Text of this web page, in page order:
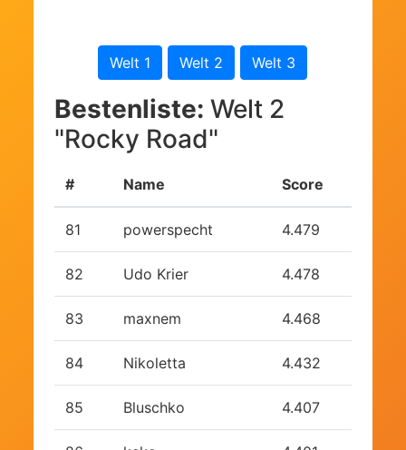
Welt 1 Welt 2 Welt 3
Bestenliste: Welt 2
"Rocky Road"
# Name Score
81 powerspecht 4.479
82 Udo Krier 4.478
83 maxnem 4.468
84 Nikoletta 4.432
85 Bluschko 4.407